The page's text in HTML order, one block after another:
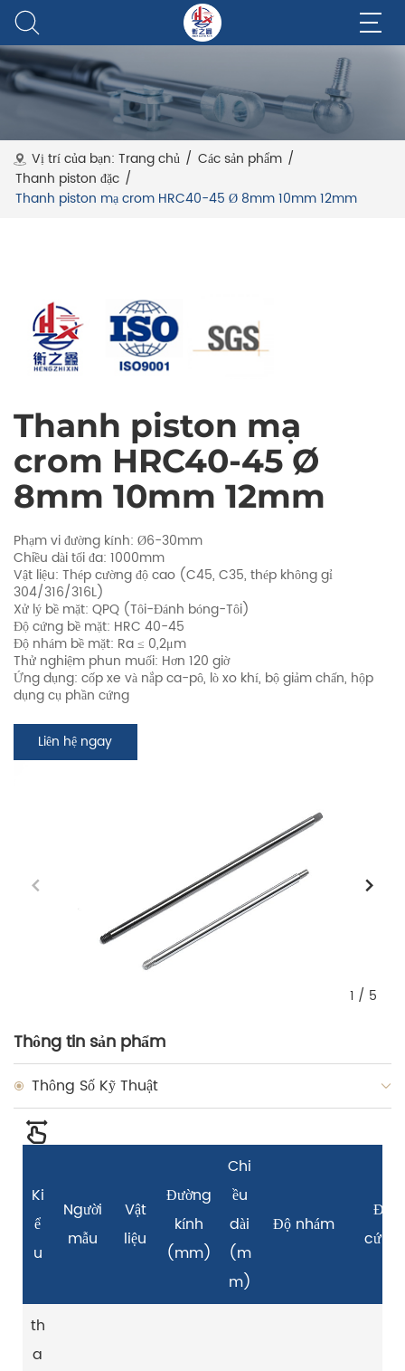
Vị trí của bạn: Trang chủ / Các sản phẩm /
Thanh piston đặc /
Thanh piston mạ crom HRC40-45 Ø 8mm 10mm 12mm
Thanh piston mạ
crom HRC40-45 Ø
8mm 10mm 12mm
Phạm vi đường kính: Ø6-30mm
Chiều dài tối đa: 1000mm
Vật liệu: Thép cường độ cao (C45, C35, thép không gỉ
304/316/316L)
Xử lý bề mặt: QPQ (Tôi-Đánh bóng-Tôi)
Độ cứng bề mặt: HRC 40-45
Độ nhám bề mặt: Ra ≤ 0,2μm
Thử nghiệm phun muối: Hơn 120 giờ
Ứng dụng: cốp xe và nắp ca-pô, lò xo khí, bộ giảm chấn, hộp
dụng cụ phần cứng
Liên hệ ngay
1 / 5
Thông tin sản phẩm
Thông Số Kỹ Thuật
Ki
ể
u
Người
mẫu
Vật
liệu
Đường
kính
(mm)
Chi
ều
dài
(m
m)
Độ nhám
Độ
cứng
th
a